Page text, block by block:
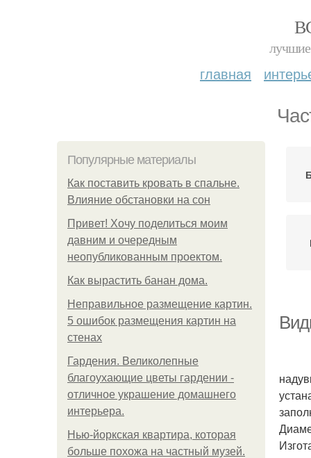
лучшие
главная
Популярные материалы
Как поставить кровать в спальне.
Влияние обстановки на сон
Привет! Хочу поделиться моим
давним и очередным
неопубликованным проектом.
Как вырастить банан дома.
Неправильное размещение картин.
5 ошибок размещения картин на
стенах
Гардения. Великолепные
благоухающие цветы гардении -
отличное украшение домашнего
интерьера.
Нью-йоркская квартира, которая
больше похожа на частный музей.